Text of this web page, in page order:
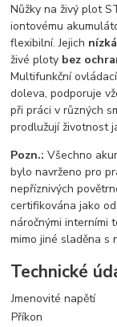
Nůžky na živý plot
iontovému
flexibilní. Jejich
živé ploty bez
Multifunkční
doleva, podporuje
při práci v různých
prodlužují životnost
Pozn.:Všechno
bylo navrženo pro
nepříznivých
certifikována jako
náročnými interními
mimo jiné sladěna s
Technické
Jmenovité napětí
Příkon